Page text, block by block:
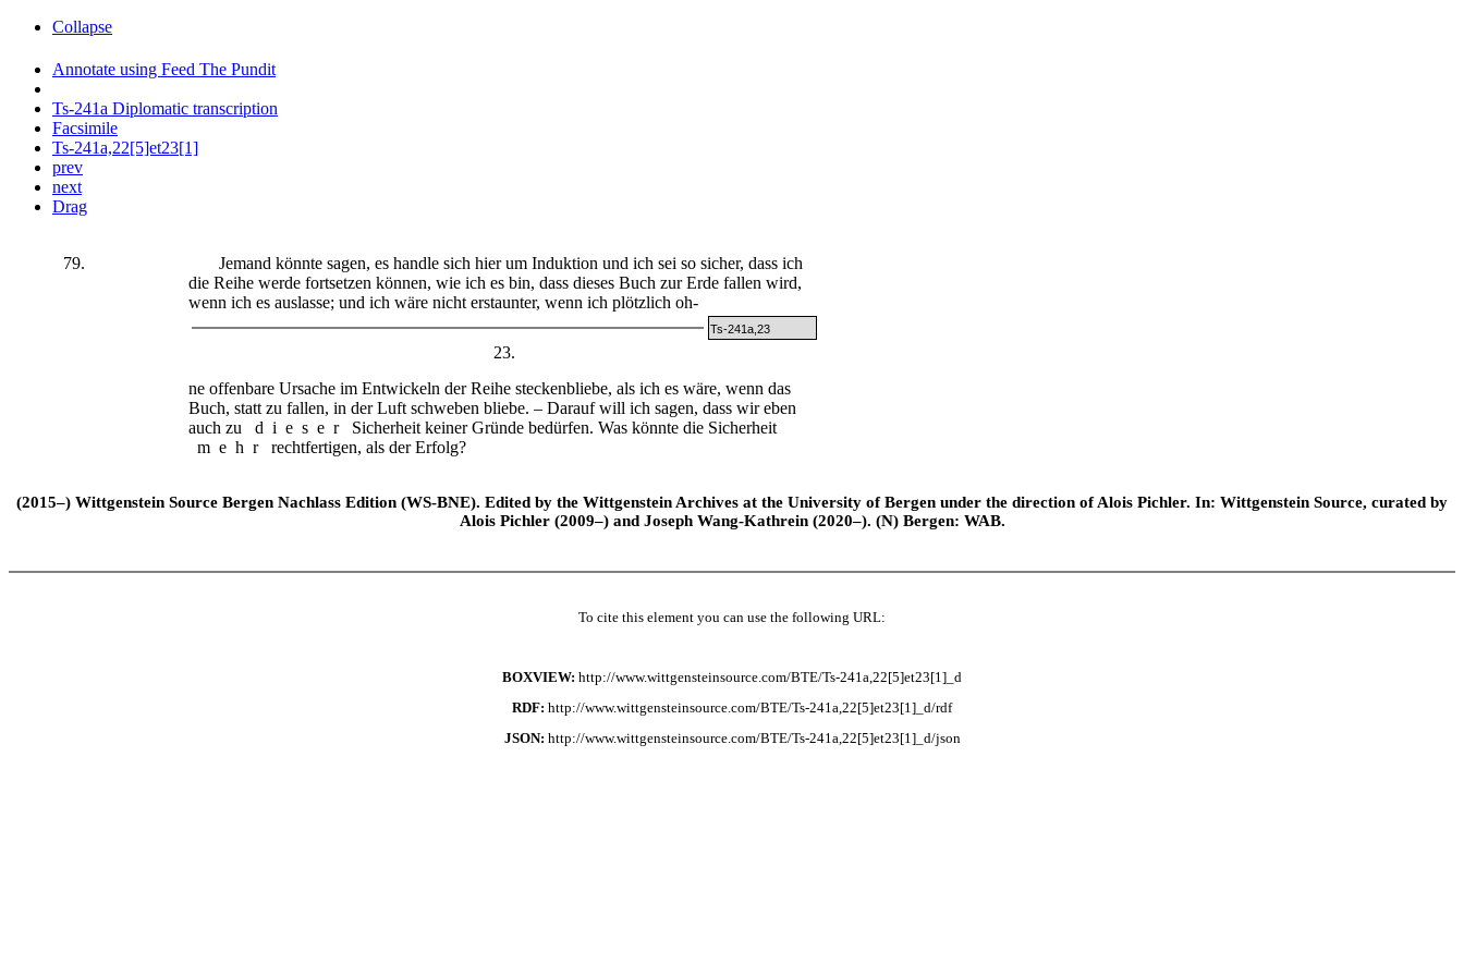
Collapse
Annotate using Feed The Pundit
Ts-241a Diplomatic transcription
Facsimile
Ts-241a,22[5]et23[1]
prev
next
Drag
79.
Jemand könnte sagen, es handle sich hier um Induktion und ich sei so sicher, dass ich
die Reihe werde fortsetzen können, wie ich es bin, dass dieses Buch zur Erde fallen wird,
wenn ich es auslasse; und ich wäre nicht erstaunter, wenn ich plötzlich oh-
Ts-241a,23
23.
ne offenbare Ursache im Entwickeln der Reihe steckenbliebe, als ich es wäre, wenn das
Buch, statt zu fallen, in der Luft schweben bliebe. – Darauf will ich sagen, dass wir eben
auch zu
dieser
Sicherheit keiner Gründe bedürfen. Was könnte die Sicherheit
mehr
rechtfertigen, als der Erfolg?
(2015–) Wittgenstein Source Bergen Nachlass Edition (WS-BNE). Edited by the Wittgenstein Archives at the University of Bergen under the direction of Alois Pichler. In: Wittgenstein Source, curated by
Alois Pichler (2009–) and Joseph Wang-Kathrein (2020–). (N) Bergen: WAB.
To cite this element you can use the following URL:
BOXVIEW: http://www.wittgensteinsource.com/BTE/Ts-241a,22[5]et23[1]_d
RDF: http://www.wittgensteinsource.com/BTE/Ts-241a,22[5]et23[1]_d/rdf
JSON: http://www.wittgensteinsource.com/BTE/Ts-241a,22[5]et23[1]_d/json